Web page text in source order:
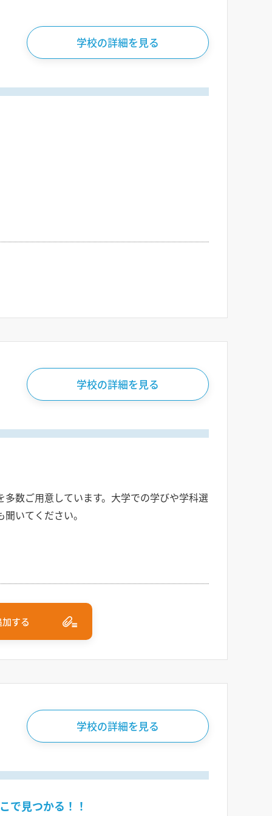
学校の詳細を見る
学校の詳細を見る
数ご用意しています。大学での学びや学科選
いてください。
する
学校の詳細を見る
で見つかる！！